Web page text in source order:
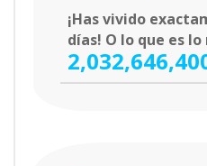
¡Has vivido
días! O lo que es